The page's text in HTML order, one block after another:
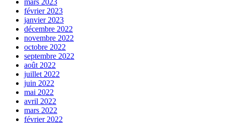
mars 2023
février 2023
janvier 2023
décembre 2022
novembre 2022
octobre 2022
septembre 2022
août 2022
juillet 2022
juin 2022
mai 2022
avril 2022
mars 2022
février 2022